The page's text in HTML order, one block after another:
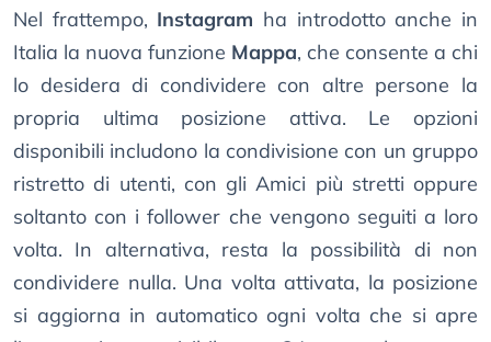
Nel frattempo, Instagram ha introdotto anche in
Italia la nuova funzione Mappa, che consente a chi
lo desidera di condividere con altre persone la
propria ultima posizione attiva. Le opzioni
disponibili includono la condivisione con un gruppo
ristretto di utenti, con gli Amici più stretti oppure
soltanto con i follower che vengono seguiti a loro
volta. In alternativa, resta la possibilità di non
condividere nulla. Una volta attivata, la posizione
si aggiorna in automatico ogni volta che si apre